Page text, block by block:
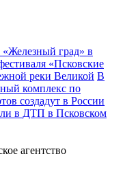
град» в
«Псковские
реки Великой В
комплекс по
создадут в России
в ДТП в Псковском
агентство